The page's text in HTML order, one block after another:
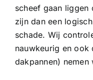
scheef gaan
zijn dan een
schade. Wij
nauwkeurig en ook
dakpannen)